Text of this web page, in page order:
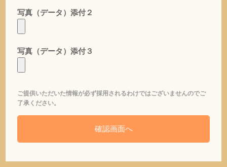
写真（データ）添付２
写真（データ）添付３
ご提供いただいた情報が必ず採用されるわけではございませんのでご
了承ください。